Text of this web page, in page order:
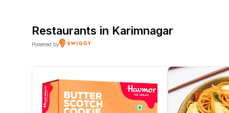
Restaurants in Karimnagar
Powered by